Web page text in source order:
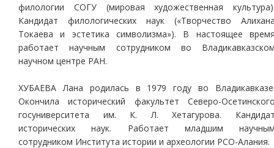
филологии СОГУ (мировая художественная
Кандидат филологических наук («Творчество
Токаева и эстетика символизма»). В настоящее
работает научным сотрудником во
научном центре РАН.
ХУБАЕВА Лана родилась в 1979 году во
Окончила исторический факультет Се­веро-
госуниверситета им. К. Л. Хе­та­гурова.
исторических наук. Работает младшим
сотрудником Института истории и археологии РСО-Алания.